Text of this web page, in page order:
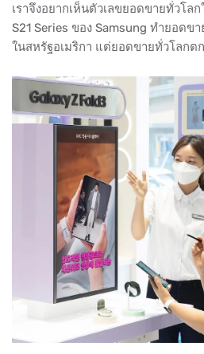
เราจึงอยากเห็นตัวเลขยอดขายทั่วโล
S21 Series ของ Samsung ทำยอดข
ในสหรัฐอเมริกา แต่ยอดขายทั่วโลกต